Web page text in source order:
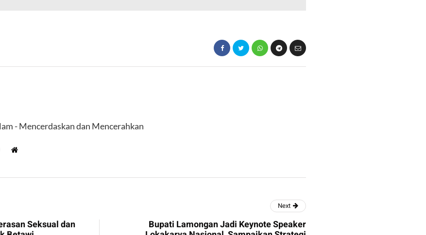
- Mencerdaskan dan Mencerahkan
Seksual dan
Next
Bupati Lamongan Jadi Keynote Speaker